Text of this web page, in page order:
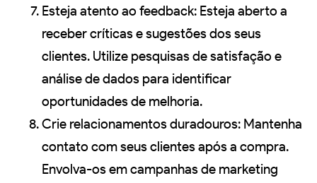
Esteja atento ao feedback: Esteja aberto a
receber críticas e sugestões dos seus
clientes. Utilize pesquisas de satisfação e
análise de dados para identificar
oportunidades de melhoria.
Crie relacionamentos duradouros: Mantenha
contato com seus clientes após a compra.
Envolva-os em campanhas de marketing